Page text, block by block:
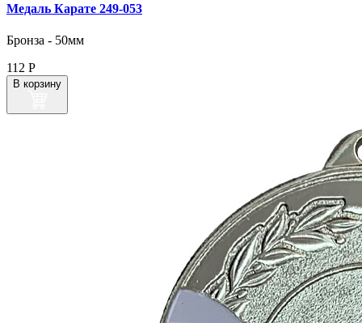
Медаль Карате 249‑053
Бронза - 50мм
112 Р
В корзину